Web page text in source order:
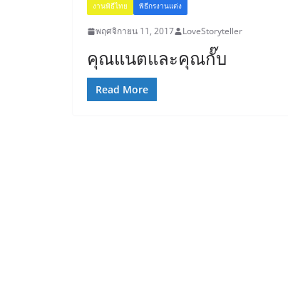
งานพิธีไทย พิธีกรงานแต่ง
พฤศจิกายน 11, 2017 LoveStoryteller
คุณแนตและคุณกั๊บ
Read More